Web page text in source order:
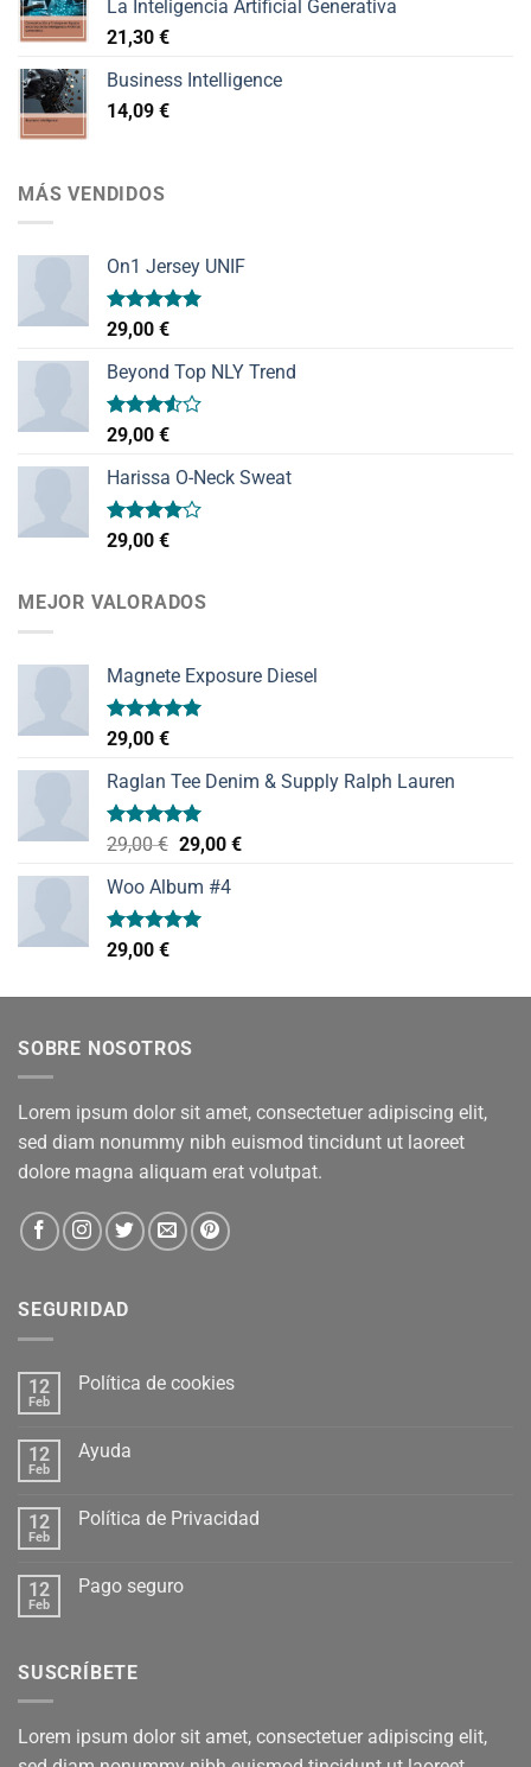
La Inteligencia Artificial Generativa
21,30 €
Business Intelligence
14,09 €
MÁS VENDIDOS
On1 Jersey UNIF
Valorado
con
de 5
29,00 €
Beyond Top NLY Trend
Valorado
con
3.50de
5
29,00 €
Harissa O-Neck Sweat
Valorado
con
29,00 €
MEJOR VALORADOS
Magnete Exposure Diesel
Valorado
con
de 5
29,00 €
Raglan Tee Denim & Supply Ralph Lauren
Valorado
de 5
29,00€ El
original
era:
29,00 €El
Woo Album #4
Valorado
con
29,00 €
SOBRE NOSOTROS
Lorem ipsum dolor sit amet, consectetuer adipiscing elit,
sed diam nonummy nibh euismod tincidunt ut laoreet
dolore magna aliquam erat volutpat.
SEGURIDAD
12
Feb
Política de cookies
12
Feb
Ayuda
12
Feb
Política de Privacidad
12
Feb
Pago seguro
SUSCRÍBETE
Lorem ipsum dolor sit amet, consectetuer adipiscing elit,